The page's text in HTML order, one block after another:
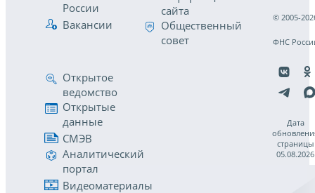
России
Вакансии
сайта
Общественный
совет
Открытое
ведомство
Открытые
данные
СМЭВ
Аналитический
портал
Видеоматериалы
© 2005-
ФНС
Дата
страницы
05.08.2026